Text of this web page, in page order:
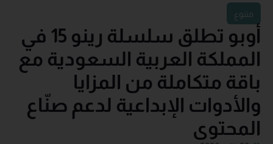
متنوع
أوبو تطلق سلسلة رينو 15 في
المملكة العربية السعودية مع
باقة متكاملة من المزايا
والأدوات الإبداعية لدعم صنّاع
المحتوى